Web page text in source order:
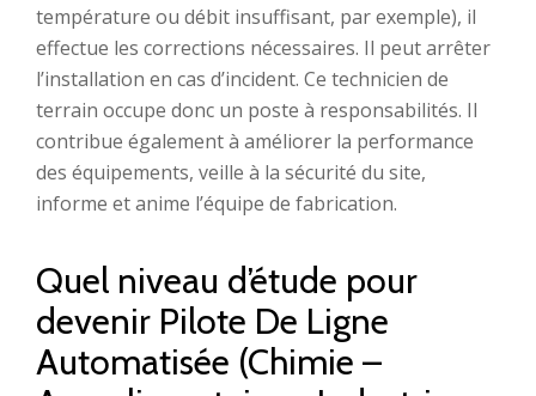
température ou débit insuffisant, par exemple), il
effectue les corrections nécessaires. Il peut arrêter
l’installation en cas d’incident. Ce technicien de
terrain occupe donc un poste à responsabilités. Il
contribue également à améliorer la performance
des équipements, veille à la sécurité du site,
informe et anime l’équipe de fabrication.
Quel niveau d’étude pour
devenir Pilote De Ligne
Automatisée (Chimie –